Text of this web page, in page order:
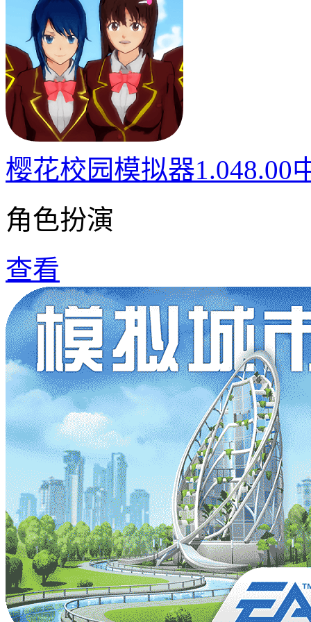
樱花校园模拟器1.048.00
角色扮演
查看